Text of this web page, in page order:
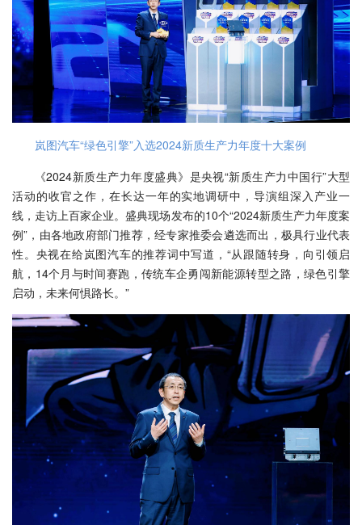
岚图汽车“绿色引擎”入选2024新质生产力年度十大案例
《2024新质生产力年度盛典》是央视“新质生产力中国行”大型
活动的收官之作，在长达一年的实地调研中，导演组深入产业一
线，走访上百家企业。盛典现场发布的10个“2024新质生产力年度案
例”，由各地政府部门推荐，经专家推委会遴选而出，极具行业代表
性。央视在给岚图汽车的推荐词中写道，“从跟随转身，向引领启
航，14个月与时间赛跑，传统车企勇闯新能源转型之路，绿色引擎
启动，未来何惧路长。”